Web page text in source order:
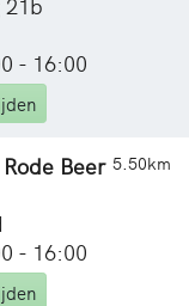
- 16:00
5.50km
Beer
- 16:00